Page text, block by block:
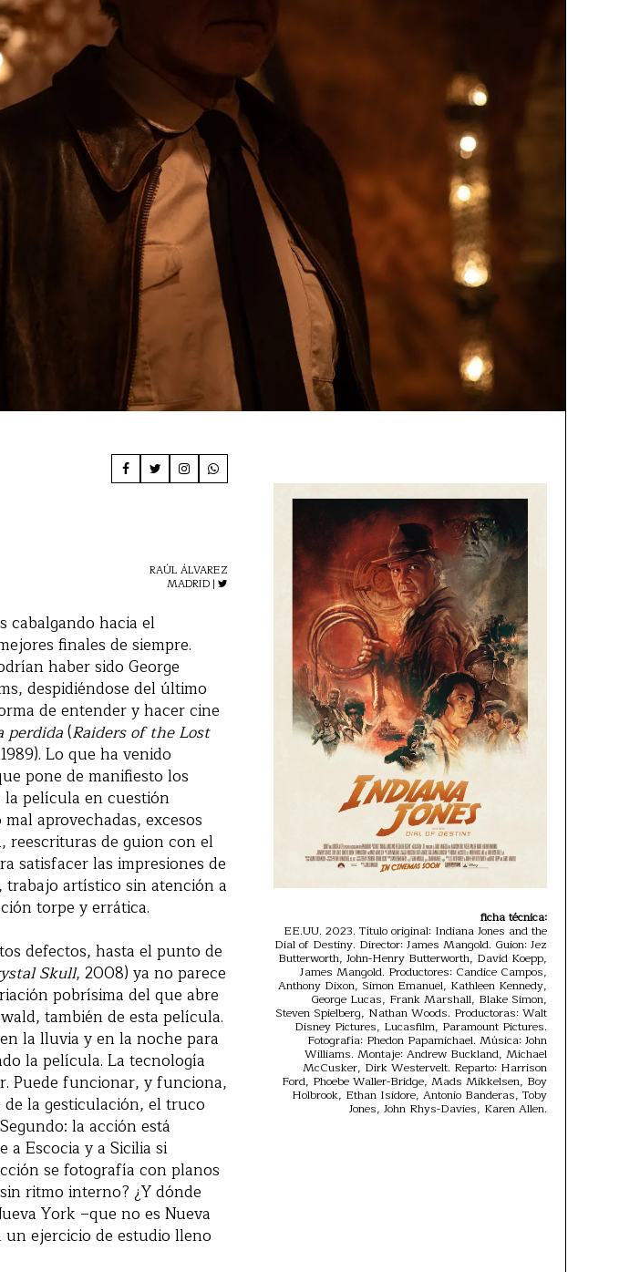
RAÚL ÁLVAREZ
MADRID |
ficha técnica:
EE.UU. 2023. Título original: Indiana Jones and the
Dial of Destiny. Director: James Mangold. Guion: Jez
Butterworth, John-Henry Butterworth, David Koepp,
James Mangold. Productores: Candice Campos,
Anthony Dixon, Simon Emanuel, Kathleen Kennedy,
George Lucas, Frank Marshall, Blake Simon,
Steven Spielberg, Nathan Woods. Productoras: Walt
Disney Pictures, Lucasfilm, Paramount Pictures.
Fotografía: Phedon Papamichael. Música: John
Williams. Montaje: Andrew Buckland, Michael
McCusker, Dirk Westervelt. Reparto: Harrison
Ford, Phoebe Waller-Bridge, Mads Mikkelsen, Boy
Holbrook, Ethan Isidore, Antonio Banderas, Toby
Jones, John Rhys-Davies, Karen Allen.
cabalgando hacia el
finales de siempre.
haber sido George
despidiéndose del último
de entender y hacer cine
perdida(Raiders of the Lost
Lo que ha venido
pone de manifiesto los
película en cuestión
aprovechadas, excesos
reescrituras de guion con el
satisfacer las impresiones de
artístico sin atención a
torpe y errática.
defectos, hasta el punto de
Skull, 2008) ya no parece
pobrísima del que abre
también de esta película.
la lluvia y en la noche para
la película. La tecnología
Puede funcionar, y funciona,
la gesticulación, el truco
la acción está
a Escocia y a Sicilia si
se fotografía con planos
ritmo interno? ¿Y dónde
York –que no es Nueva
un ejercicio de estudio lleno